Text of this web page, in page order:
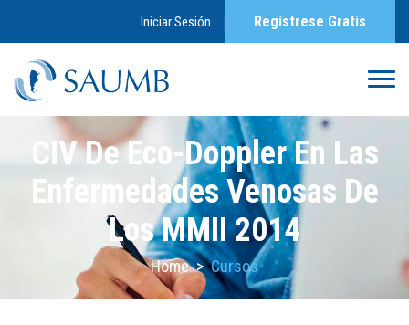
Iniciar Sesión Regístrese Gratis
CIV De Eco-Doppler En Las
Enfermedades Venosas De
Los MMII 2014
Home>Cursos